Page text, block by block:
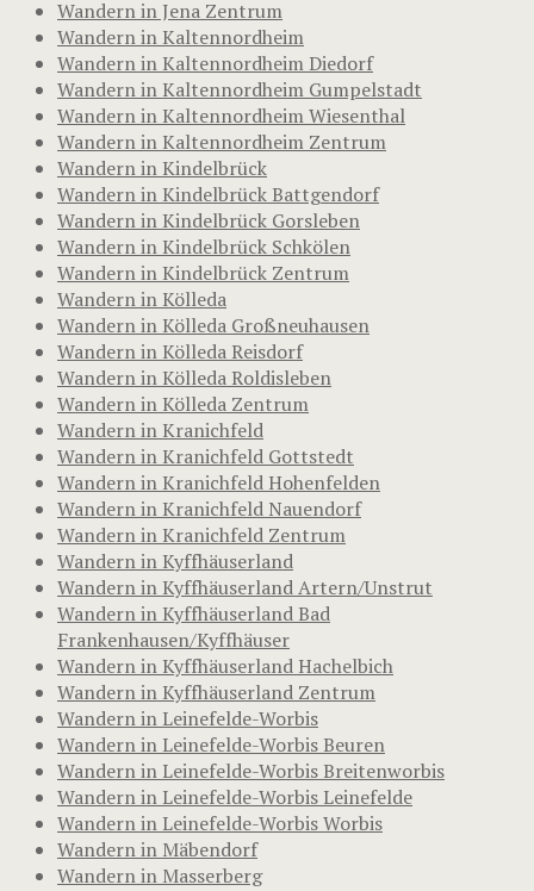
Wandern in Jena Zentrum
Wandern in Kaltennordheim
Wandern in Kaltennordheim Diedorf
Wandern in Kaltennordheim Gumpelstadt
Wandern in Kaltennordheim Wiesenthal
Wandern in Kaltennordheim Zentrum
Wandern in Kindelbrück
Wandern in Kindelbrück Battgendorf
Wandern in Kindelbrück Gorsleben
Wandern in Kindelbrück Schkölen
Wandern in Kindelbrück Zentrum
Wandern in Kölleda
Wandern in Kölleda Großneuhausen
Wandern in Kölleda Reisdorf
Wandern in Kölleda Roldisleben
Wandern in Kölleda Zentrum
Wandern in Kranichfeld
Wandern in Kranichfeld Gottstedt
Wandern in Kranichfeld Hohenfelden
Wandern in Kranichfeld Nauendorf
Wandern in Kranichfeld Zentrum
Wandern in Kyffhäuserland
Wandern in Kyffhäuserland Artern/Unstrut
Wandern in Kyffhäuserland Bad
Frankenhausen/Kyffhäuser
Wandern in Kyffhäuserland Hachelbich
Wandern in Kyffhäuserland Zentrum
Wandern in Leinefelde-Worbis
Wandern in Leinefelde-Worbis Beuren
Wandern in Leinefelde-Worbis Breitenworbis
Wandern in Leinefelde-Worbis Leinefelde
Wandern in Leinefelde-Worbis Worbis
Wandern in Mäbendorf
Wandern in Masserberg